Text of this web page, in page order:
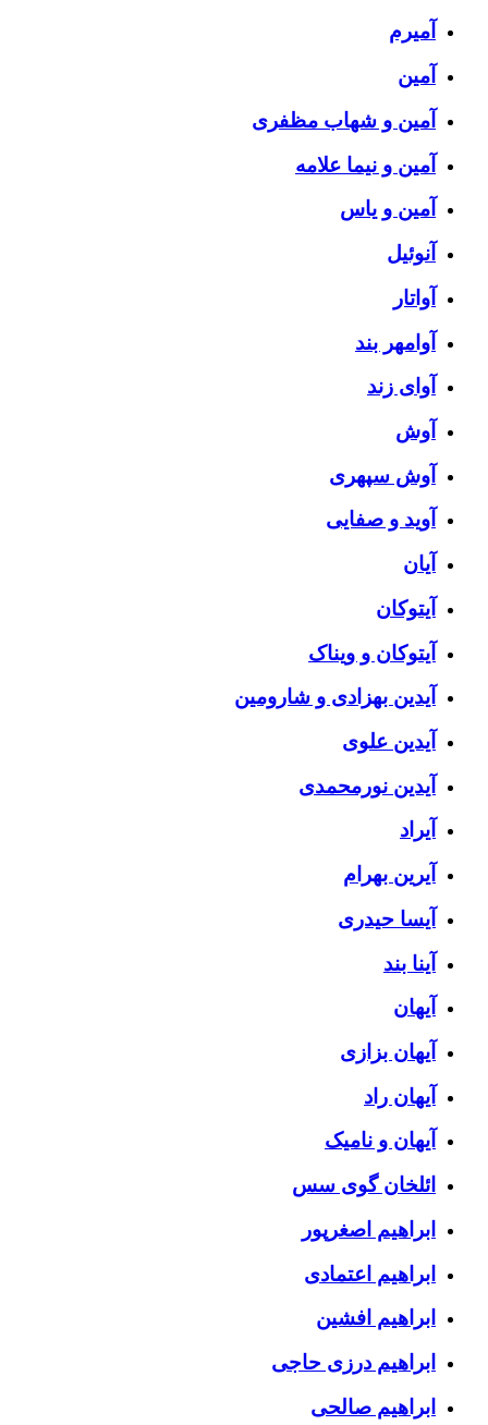
آمیرم
آمین
آمین و شهاب مظفری
آمین و نیما علامه
آمین و یاس
آنوئیل
آواتار
آوامهر بند
آوای زند
آوش
آوش سپهری
آوید و صفایی
آیان
آیتوکان
آیتوکان و ویناک
آیدین بهزادی و شارومین
آیدین علوی
آیدین نورمحمدی
آیراد
آیرین بهرام
آیسا حیدری
آینا بند
آیهان
آیهان بزازی
آیهان راد
آیهان و نامیک
ائلخان گوی سس
ابراهیم اصغرپور
ابراهیم اعتمادی
ابراهیم افشین
ابراهیم درزی حاجی
ابراهیم صالحی